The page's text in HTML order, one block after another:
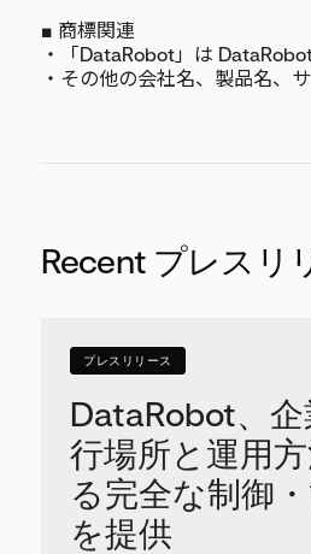
■ 商標関連
・「DataRobot」は
・その他の会社名、製品名、
Recent プレスリ
プレスリリース
DataRobot、
行場所と運用
る完全な制御
を提供